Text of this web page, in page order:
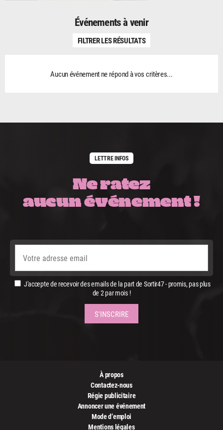
Événements à venir
Aucun événement ne répond à vos critères...
FILTRER LES RÉSULTATS
LETTRE INFOS
Ne ratez
aucun événement !
J'accepte de recevoir des emails de la part de Sortir47 - promis, pas plus
de 2 par mois !
À propos
Contactez-nous
Régie publicitaire
Annoncer une événement
Mode d’emploi
Mentions légales